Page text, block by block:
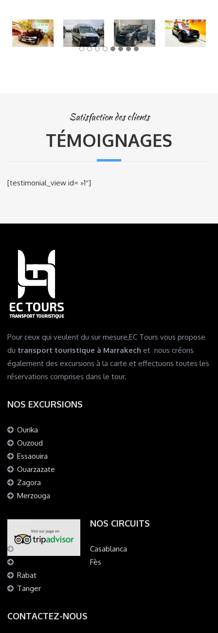
Satisfaction des clients
TÉMOIGNAGES
[testimonial_view id= »1″]
Pour ceux qui veulent du sur mesure,EC Tours vous propose
du transport touristique à Marrakech et nous créons
également des excursions à la carte et effectuons toutes les
réservations comprises dans le tour.
NOS EXCURSIONS
Ourika
Ouzoud
Essaouira
Ouarzazate
Zagora
Merzouga
NOS CIRCUITS
Casablanca
Fès
Rabat
Tanger
CONTACTEZ-NOUS